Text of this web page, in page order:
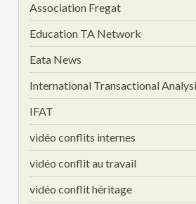
Association Fregat
Education TA Network
Eata News
International Transactional
IFAT
vidéo conflits internes
vidéo conflit au travail
vidéo conflit héritage